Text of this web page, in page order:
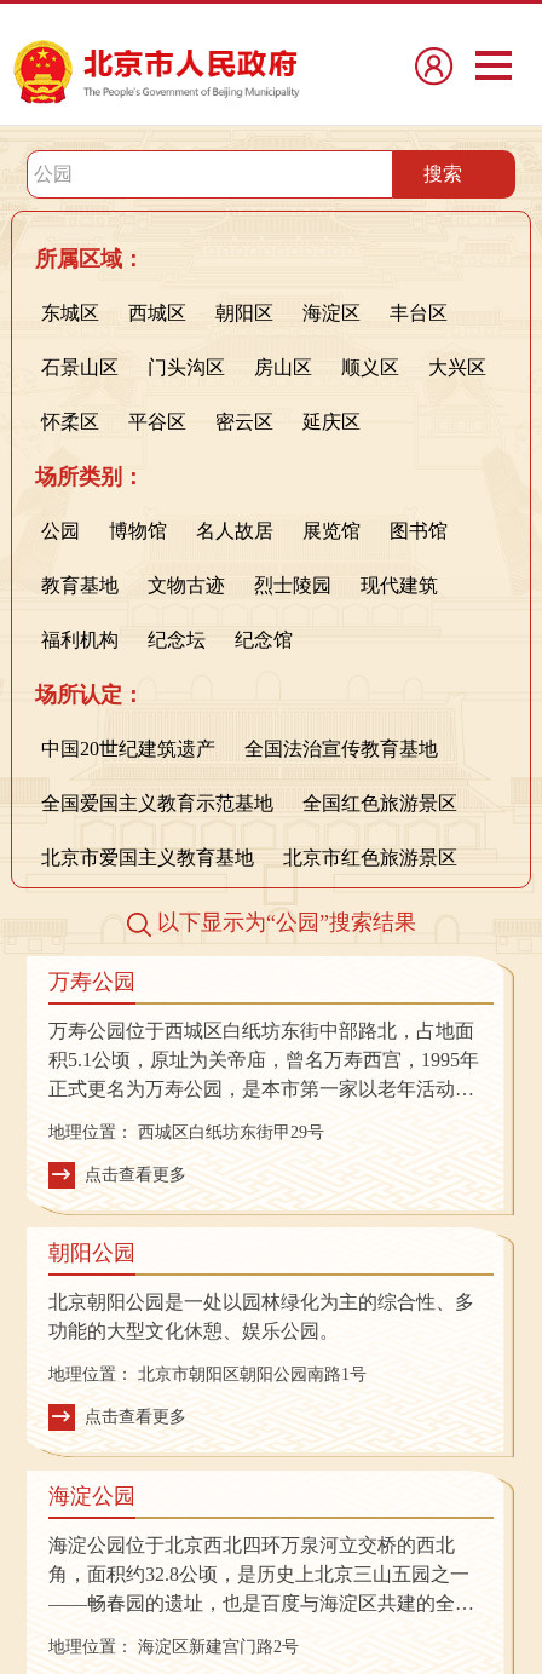
所属区域：
东城区 西城区 朝阳区 海淀区 丰台区
石景山区 门头沟区 房山区 顺义区 大兴区
怀柔区 平谷区 密云区 延庆区
场所类别：
公园 博物馆 名人故居 展览馆 图书馆
教育基地 文物古迹 烈士陵园 现代建筑
福利机构 纪念坛 纪念馆
场所认定：
中国20世纪建筑遗产 全国法治宣传教育基地
全国爱国主义教育示范基地 全国红色旅游景区
北京市爱国主义教育基地 北京市红色旅游景区
以下显示为“公园”搜索结果
万寿公园
万寿公园位于西城区白纸坊东街中部路北，占地面
积5.1公顷，原址为关帝庙，曾名万寿西宫，1995年
正式更名为万寿公园，是本市第一家以老年活动为
较完善应急避险功能的示范性公园。
地理位置： 西城区白纸坊东街甲29号
点击查看更多
朝阳公园
北京朝阳公园是一处以园林绿化为主的综合性、多
功能的大型文化休憩、娱乐公园。
地理位置： 北京市朝阳区朝阳公园南路1号
点击查看更多
海淀公园
海淀公园位于北京西北四环万泉河立交桥的西北
角，面积约32.8公顷，是历史上北京三山五园之一
——畅春园的遗址，也是百度与海淀区共建的全球
园科技主题公园是海淀区政府打造的科技产品在园
地理位置： 海淀区新建宫门路2号